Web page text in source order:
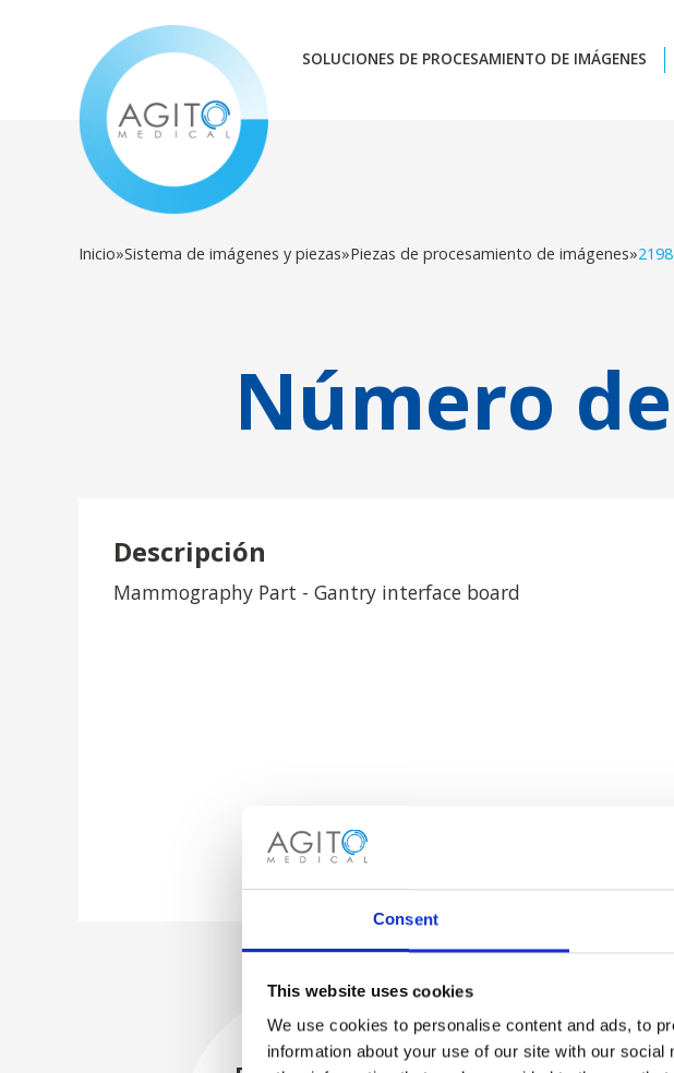
Consent
This website uses cookies
We use cookies to personalise content and ads, to
information about your use of our site with our
SOLUCIONES DE PROCESAMIENTO DE IMÁGENES
Inicio»Sistema de imágenes y piezas»Piezas de procesamiento de imágenes»
Número
Descripción
Mammography Part - Gantry interface board